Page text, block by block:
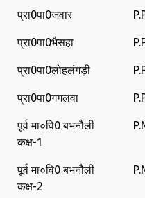
प्रा0पा0जवार
प्रा0पा0भैसहा
प्रा0पा0लोहलंगड़ी
प्रा0पा0गगलवा
पूर्व मा०वि0 बभनौली
कक्ष-1
पूर्व मा०वि0 बभनौली
कक्ष-2